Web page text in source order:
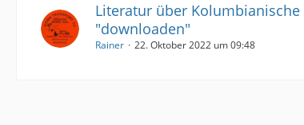
Literatur über
"downloaden"
Rainer 22. Oktober 2022 um 09:48